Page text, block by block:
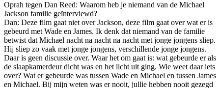
Oprah tegen Dan Reed: Waarom heb je niemand van de Michael
Jackson familie geïnterviewd?
Dan: Deze film gaat niet over Jackson, deze film gaat over wat er is
gebeurd met Wade en James. Ik denk dat niemand van de familie
betwist dat Michael nacht na nacht na nacht met jonge jongens sliep.
Hij sliep zo vaak met jonge jongens, verschillende jonge jongens.
Daar is geen discussie over. Waar het om gaat is: wat gebeurde er als
de slaapkamerdeur dicht was en het licht uit ging. Wie weet daar iets
over? Wat er gebeurde was tussen Wade en Michael en tussen James
en Michael. Bij mijn weten was er nooit, jullie hebben nooit gezegd